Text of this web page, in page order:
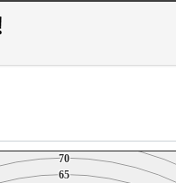
65
65
65
65
65
65
65
65
65
65
70
70
70
70
70
70
70
70
70
70
75
75
75
75
75
75
75
75
75
75